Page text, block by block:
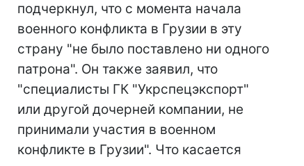
подчеркнул, что с момента начала
военного конфликта в Грузии в эту
страну "не было поставлено ни одного
патрона". Он также заявил, что
"специалисты ГК "Укрспецэкспорт"
или другой дочерней компании, не
принимали участия в военном
конфликте в Грузии". Что касается